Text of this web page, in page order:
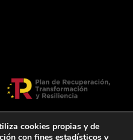
Política de Cookies
cookies propias y de
con fines estadísticos y